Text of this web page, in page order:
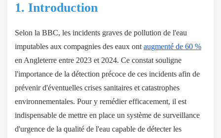
1. Introduction
Selon la BBC, les incidents graves de pollution de l'eau
imputables aux compagnies des eaux ont augmenté de 60 %
en Angleterre entre 2023 et 2024. Ce constat souligne
l'importance de la détection précoce de ces incidents afin de
prévenir d'éventuelles crises sanitaires et catastrophes
environnementales. Pour y remédier efficacement, il est
indispensable de mettre en place un système de surveillance
d'urgence de la qualité de l'eau capable de détecter les